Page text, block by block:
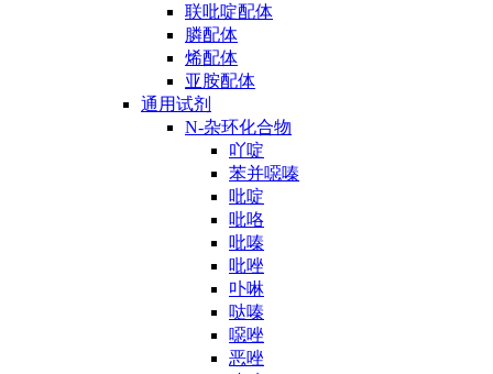
联吡啶配体
膦配体
烯配体
亚胺配体
通用试剂
N-杂环化合物
吖啶
苯并噁嗪
吡啶
吡咯
吡嗪
吡唑
卟啉
哒嗪
噁唑
恶唑